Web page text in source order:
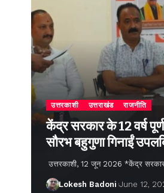
उत्तरकाशी उत्तराखंड राजनीति
केंद्र सरकार के 12 वर्ष
सौरभ बहुगुणा गिनाईं
उत्तरकाशी, 12 जून 2026 *केंद्र सरकार
Lokesh Badoni June 12,